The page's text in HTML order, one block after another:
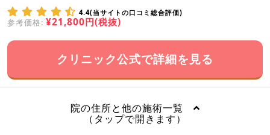
4.4(当サイトの口コミ総合評価)
参考価格: ¥21,800円(税抜)
クリニック公式で詳細を見る
院の住所と他の施術一覧
（タップで開きます）